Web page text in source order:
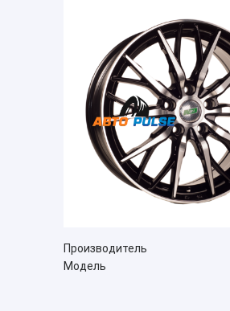
Производитель
Модель